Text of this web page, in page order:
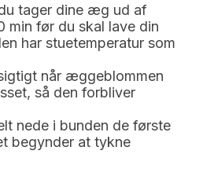
tager dine æg ud af
min før du skal lave din
har stuetemperatur som
når æggeblommen
så den forbliver
nede i bunden de første
begynder at tykne